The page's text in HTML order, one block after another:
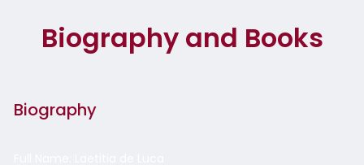
Biography and Books
Biography